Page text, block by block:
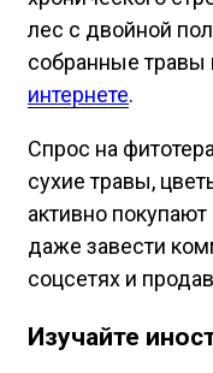
лес с двойной
собранные
интернете.
Спрос на
сухие травы,
активно
даже завести
соцсетях и
Изучайте